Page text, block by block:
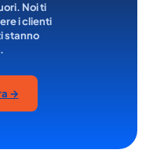
Noi ti
i clienti
stanno
→